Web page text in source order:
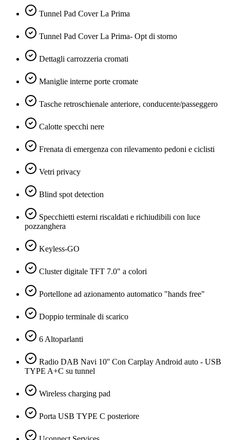
Tunnel Pad Cover La Prima
Tunnel Pad Cover La Prima- Opt di storno
Dettagli carrozzeria cromati
Maniglie interne porte cromate
Tasche retroschienale anteriore, conducente/passeggero
Calotte specchi nere
Frenata di emergenza con rilevamento pedoni e ciclisti
Vetri privacy
Blind spot detection
Specchietti esterni riscaldati e richiudibili con luce
pozzanghera
Keyless-GO
Cluster digitale TFT 7.0" a colori
Portellone ad azionamento automatico "hands free"
Doppio terminale di scarico
6 Altoparlanti
Radio DAB Navi 10'' Con Carplay Android auto - USB
TYPE A+C su tunnel
Wireless charging pad
Porta USB TYPE C posteriore